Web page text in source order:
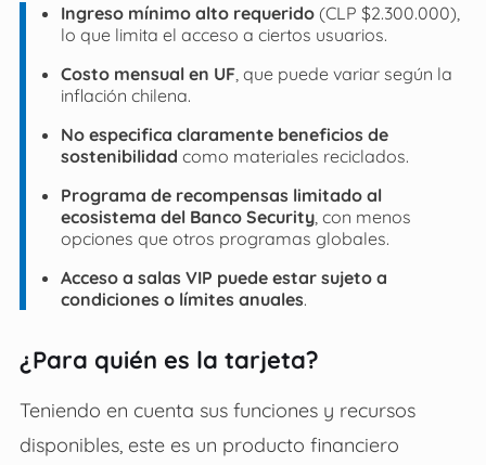
Ingreso mínimo alto requerido(CLP $2.300.000),
lo que limita el acceso a ciertos usuarios.
Costo mensual en UF, que puede variar según la
inflación chilena.
No especifica claramente beneficios de
sostenibilidad como materiales reciclados.
Programa de recompensas limitado al
ecosistema del Banco Security, con menos
opciones que otros programas globales.
Acceso a salas VIP puede estar sujeto a
condiciones o límites anuales.
¿Para quién es la tarjeta?
Teniendo en cuenta sus funciones y recursos
disponibles, este es un producto financiero